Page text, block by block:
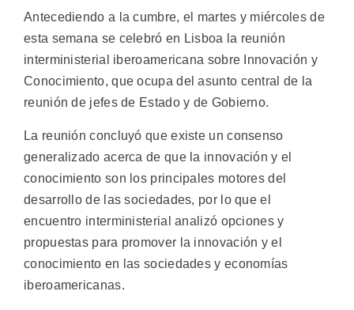
Antecediendo a la cumbre, el martes y miércoles de
esta semana se celebró en Lisboa la reunión
interministerial iberoamericana sobre Innovación y
Conocimiento, que ocupa del asunto central de la
reunión de jefes de Estado y de Gobierno.
La reunión concluyó que existe un consenso
generalizado acerca de que la innovación y el
conocimiento son los principales motores del
desarrollo de las sociedades, por lo que el
encuentro interministerial analizó opciones y
propuestas para promover la innovación y el
conocimiento en las sociedades y economías
iberoamericanas.